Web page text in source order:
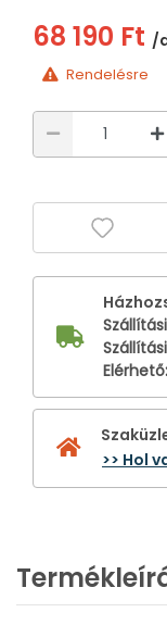
68 190 Ft /
Rendelésre
Elérhető:
>> Hol